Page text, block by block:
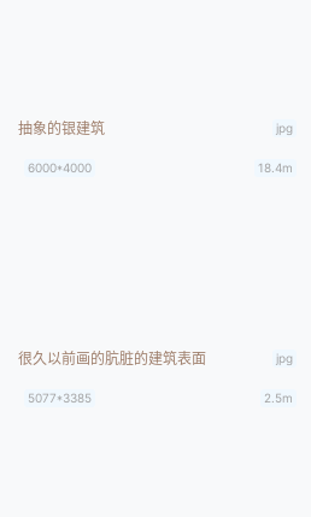
抽象的银建筑 jpg
很久以前画的肮脏的建筑表面
6000*4000 18.4m
jpg
5077*3385 2.5m